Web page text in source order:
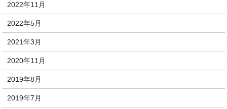
2022年11月
2022年5月
2021年3月
2020年11月
2019年8月
2019年7月